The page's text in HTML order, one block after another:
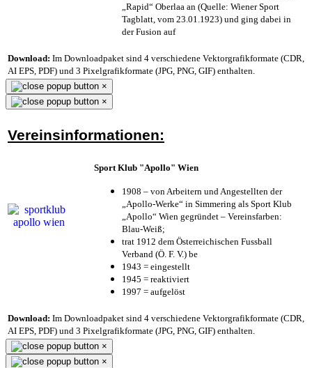
„Rapid“ Oberlaa an (Quelle: Wiener Sport
Tagblatt, vom 23.01.1923) und ging dabei in
der Fusion auf
Download: Im Downloadpaket sind 4 verschiedene Vektorgrafikformate (CDR,
AI EPS, PDF) und 3 Pixelgrafikformate (JPG, PNG, GIF) enthalten.
×
×
Vereinsinformationen:
Sport Klub "Apollo" Wien
1908 – von Arbeitern und Angestellten der
„Apollo-Werke“ in Simmering als Sport Klub
„Apollo“ Wien gegründet – Vereinsfarben:
Blau-Weiß;
trat 1912 dem Österreichischen Fussball
Verband (Ö. F. V.) be
1943 = eingestellt
1945 = reaktiviert
1997 = aufgelöst
Download: Im Downloadpaket sind 4 verschiedene Vektorgrafikformate (CDR,
AI EPS, PDF) und 3 Pixelgrafikformate (JPG, PNG, GIF) enthalten.
×
×